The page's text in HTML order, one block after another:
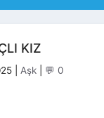
KIZ
Kategoriler
Aşk 💬 0